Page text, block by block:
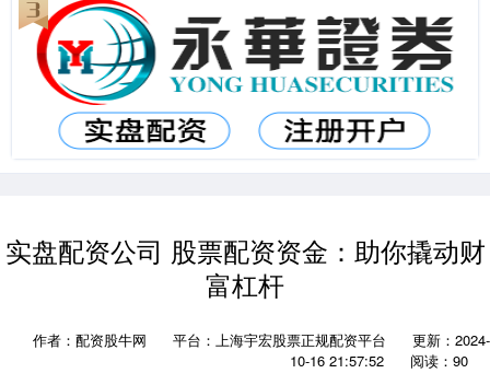
实盘配资公司 股票配资资金：助你撬动财
富杠杆
作者：配资股牛网 平台：上海宇宏股票正规配资平台
更新：2024-
10-16 21:57:52
阅读：90